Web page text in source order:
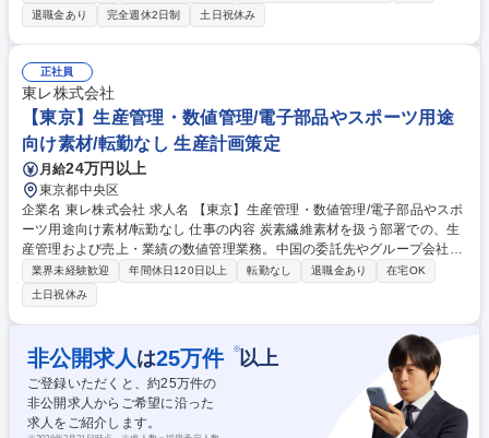
はOJTで業務を学び、慣れてきたら生産管理・商品製造立上げ立会・生産
計画・船積み計画作成・在庫管理の一連の生産管理をお任せいたします。
【出張】長期の海外出張がございますが英語力は不問です（通訳あり）。
案件により異なりますが、通算で1年のうち5割～9割程度の海外勤務とな
ります。海外に挑戦してみたい方、水産物の生産管理に興味がある方、是
非ご応募下さい。 募集職種 【海外経験者歓迎】海外へ挑戦/残業10H/水産
加工食品の生産管理をお任せ！
退職金あり
完全週休2日制 土日祝休み
正社員
東レ株式会社
【東京】生産管理・数値管理/電子部品やスポーツ用途
向け素材/転勤なし 生産計画策定
月給24万円以上
東京都中央区
企業名 東レ株式会社 求人名 【東京】生産管理・数値管理/電子部品やスポ
ーツ用途向け素材/転勤なし 仕事の内容 炭素繊維素材を扱う部署での、生
産管理および売上・業績の数値管理業務。中国の委託先やグループ会社と
連携し、生産計画の策定、納期管理、在庫管理、予算や為替関連の見通し
業務などを幅広くお任せします。 【業績管理】■売上や粗利、各種費用の
係数管理、見通しに関わる業務■為替関連業務、月報作成、予算関連の管
理 【生産計画策定】■外注先出荷管理表からの見込み数量落とし込み、納
期管理、購買業務、在庫管理■副資材の出荷調整、関連会社への加工依頼
【その他】■試作調整、安全貿易に関わる業務【働き方】フレックス制
（コアタイムなし）や在宅勤務(週3日、月10日が上限)も活用でき、私生
活と両立しやすい環境です 募集職種 【東京】生産管理・数値管理/電子部
品やスポーツ用途向け素材/転勤なし
業界未経験歓迎 年間休日120日以上 転勤なし 退職金あり
在宅OK
土日祝休み
非公開求人 は25万件 ※以上
ご登録いただくと、約25万件の
非公開求人からご希望に沿った
求人をご紹介します。